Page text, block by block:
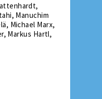
Manuchim
Michael Marx,
Markus Hartl,